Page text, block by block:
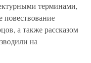
терминами,
повествование
а также рассказом
на